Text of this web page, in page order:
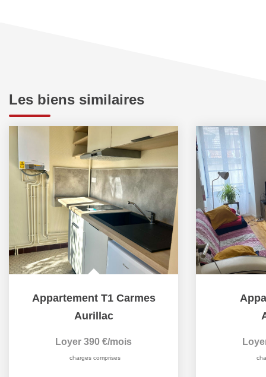
Les biens similaires
Appartement T1 Carmes
Aurillac
Loyer 390 €/mois
charges comprises